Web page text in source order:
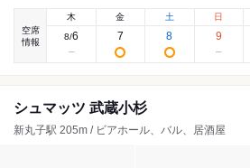
空席
情報
木
8/6
金
7
土
8
日
9
シュマッツ 武蔵小杉
新丸子駅 205m / ビアホール、バル、居酒屋